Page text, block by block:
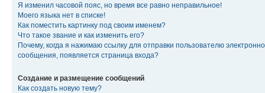
Я изменил часовой пояс, но время все равно неправильное!
Моего языка нет в списке!
Как поместить картинку под своим именем?
Что такое звание и как изменить его?
Почему, когда я нажимаю ссылку для отправки пользователю
сообщения, появляется страница входа?
Создание и размещение сообщений
Как создать новую тему?